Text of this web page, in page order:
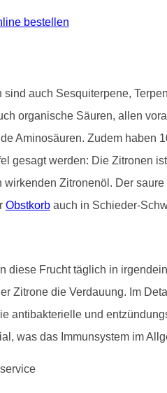
bestellen
auch Sesquiterpene,
organische Säuren, allen
Aminosäuren. Zudem haben
gesagt werden: Die Zitronen
Zitronenöl. Der
Obstkorbauch in Schieder-
Frucht täglich in
Zitrone die Verdauung. Im
antibakterielle und
was das Immunsystem im